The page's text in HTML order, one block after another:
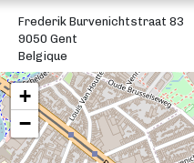
Frederik Burvenichtstraat 83
9050 Gent
Belgique
+
−